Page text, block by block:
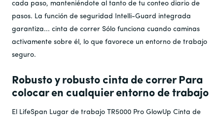
cada paso, manteniéndote al tanto de tu conteo diario de
pasos. La función de seguridad Intelli-Guard integrada
garantiza... cinta de correr Sólo funciona cuando caminas
activamente sobre él, lo que favorece un entorno de trabajo
seguro.
Robusto y robusto cinta de correrPara
colocar en cualquier entorno de trabajo
El LifeSpan Lugar de trabajo TR5000 Pro GlowUp Cinta de